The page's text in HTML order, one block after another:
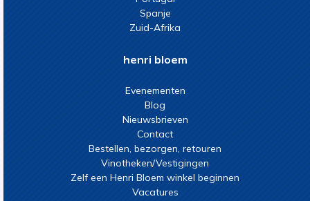
Spanje
Zuid-Afrika
henri bloem
Evenementen
Blog
Nieuwsbrieven
Contact
Bestellen, bezorgen, retouren
Vinotheken/Vestigingen
Zelf een Henri Bloem winkel beginnen
Vacatures